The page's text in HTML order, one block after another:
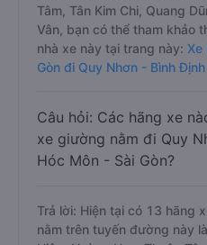
Tâm, Tân Kim Chi, Quang
Vân, bạn có thể tham khảo
nhà xe này tại trang này: Xe
Gòn đi Quy Nhơn - Bình Định
Câu hỏi: Các hãng xe
xe giường nằm đi Quy
Hóc Môn - Sài Gòn?
Trả lời: Hiện tại có 13 hãng
nằm trên tuyến đường này